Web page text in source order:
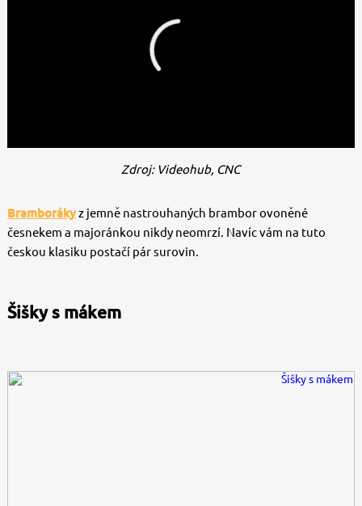
Zdroj: Videohub, CNC
Bramborákyz jemně nastrouhaných brambor ovoněné
česnekem a majoránkou nikdy neomrzí. Navíc vám na tuto
českou klasiku postačí pár surovin.
Šišky s mákem